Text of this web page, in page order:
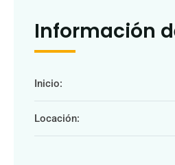
Información
Inicio:
Locación: